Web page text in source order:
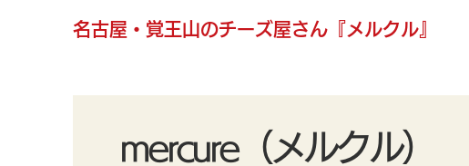
名古屋・覚王山のチーズ屋さん『メルクル』
mercure（メルクル）